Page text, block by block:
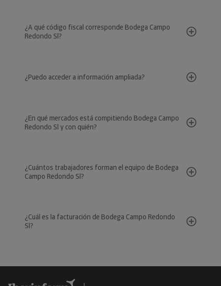
¿A qué código fiscal corresponde Bodega Campo
Redondo Sl?
¿Puedo acceder a información ampliada?
¿En qué mercados está compitiendo Bodega Campo
Redondo Sl y con quién?
¿Cuántos trabajadores forman el equipo de Bodega
Campo Redondo Sl?
¿Cuál es la facturación de Bodega Campo Redondo
Sl?